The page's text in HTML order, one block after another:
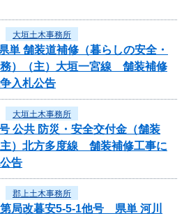
大垣土木事務所
単 舗装道補修（暮らしの安全・
）（主）大垣一宮線 舗装補修
入札公告
大垣土木事務所
公共 防災・安全交付金（舗装
）北方多度線 舗装補修工事に
告
郡上土木事務所
第局改暮安5-5-1他号 県単 河川